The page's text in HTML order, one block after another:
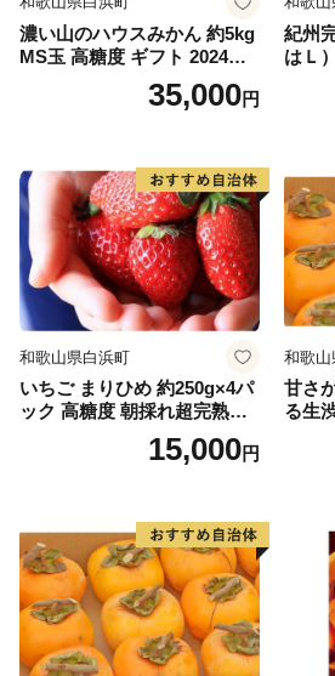
濃い山のハウスみかん 約5kg
MS玉 高糖度 ギフト 2024年7
35,000円
紀州
はＬ）
和歌山県白浜町
いちご まりひめ 約250g×4パ
ック 高糖度 朝採れ超完熟ま
りひめ 1月以降発送分
15,000円
和歌山
甘さ
る生
ップ